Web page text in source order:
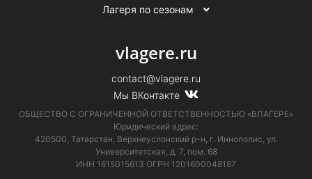
Лагеря по сезонам
vlagere.ru
contact@vlagere.ru
Мы ВКонтакте
ОБЩЕСТВО С ОГРАНИЧЕННОЙ ОТВЕТСТВЕННОСТЬЮ «ВЛАГЕРЕ»
Юридический адрес:
420500, Татарстан, Верхнеуслонский р-н, г. Иннополис, ул.
Университетская, д. 7, пом. 68
ИНН 1615015613 ОГРН 1201600048187